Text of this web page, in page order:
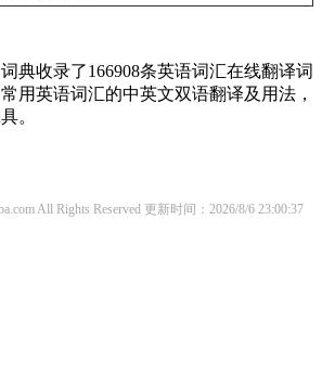
典收录了166908条英语词汇在线翻译词
用英语词汇的中英文双语翻译及用法，
。
All Rights Reserved 更新时间：2026/8/6 23:00:37